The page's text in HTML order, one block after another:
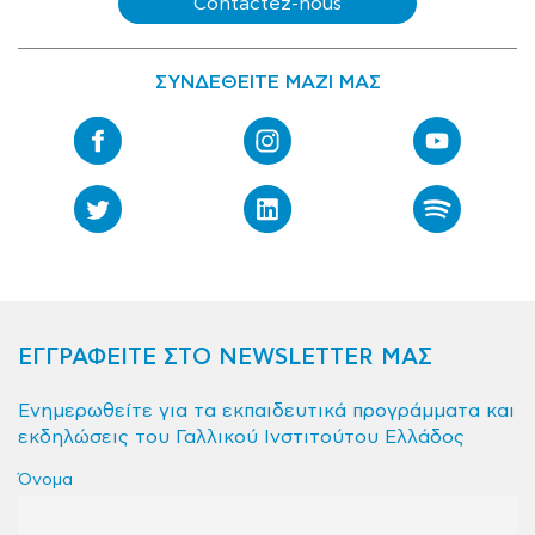
ΣΥΝΔΕΘΕΙΤΕ ΜΑΖΙ ΜΑΣ
ΕΓΓΡΑΦΕΙΤΕ ΣΤΟ NEWSLETTER ΜΑΣ
Ενημερωθείτε για τα εκπαιδευτικά προγράμματα και
εκδηλώσεις του Γαλλικού Ινστιτούτου Ελλάδος
Όνομα